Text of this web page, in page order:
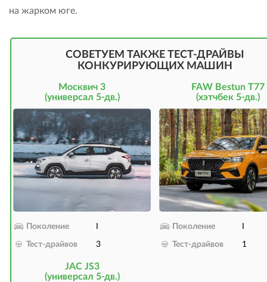
на жарком юге.
СОВЕТУЕМ ТАКЖЕ ТЕСТ-ДРАЙВЫ
КОНКУРИРУЮЩИХ МАШИН
Москвич 3
(универсал 5-дв.)
Поколение
Тест-драйвов 3
FAW Bestun T77
(хэтчбек 5-дв.)
Поколение
Тест-драйвов 1
JAC JS3
(универсал 5-дв.)